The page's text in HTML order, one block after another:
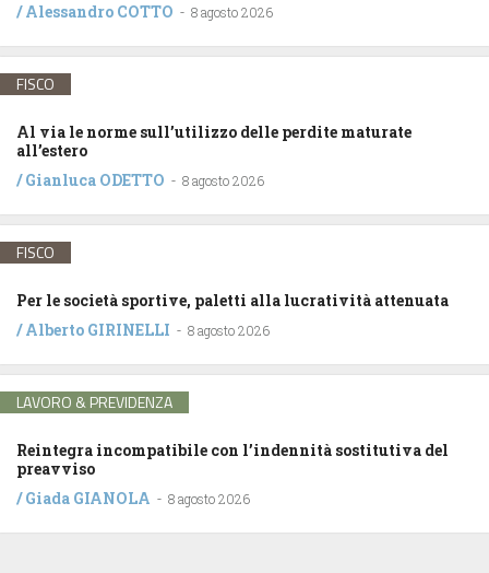
/Alessandro COTTO - 8 agosto 2026
FISCO
Al via le norme sull’utilizzo delle perdite maturate
all’estero
/Gianluca ODETTO - 8 agosto 2026
FISCO
Per le società sportive, paletti alla lucratività attenuata
/Alberto GIRINELLI - 8 agosto 2026
LAVORO & PREVIDENZA
Reintegra incompatibile con l’indennità sostitutiva del
preavviso
/Giada GIANOLA - 8 agosto 2026